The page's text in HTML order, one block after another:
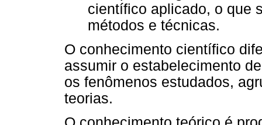
científico aplicado, o que
métodos e técnicas.
O conhecimento científico
assumir o estabelecimento
os fenômenos estudados,
teorias.